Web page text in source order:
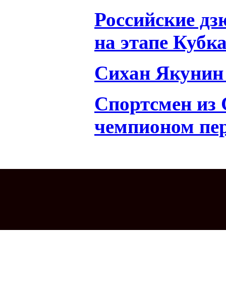
Российские
на этапе
Сихан Якунин
Спортсмен из
чемпионом